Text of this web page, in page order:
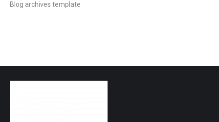
Blog archives template